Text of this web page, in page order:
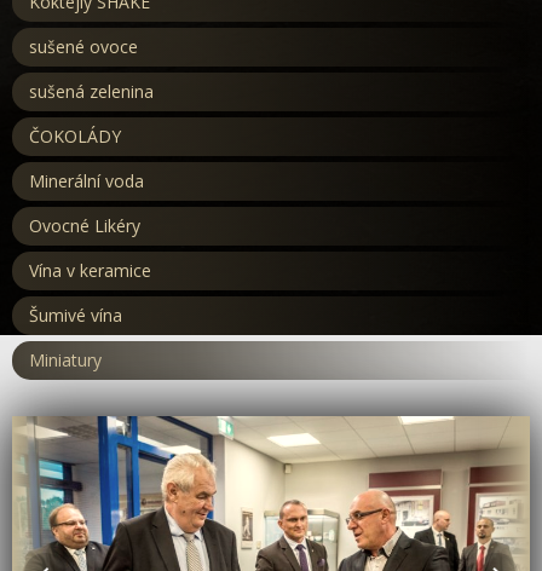
sušené ovoce
sušená zelenina
ČOKOLÁDY
Minerální voda
Ovocné Likéry
Vína v keramice
Šumivé vína
Miniatury